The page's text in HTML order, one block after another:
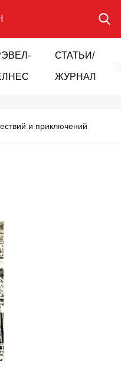
СТАТЬИ/
ЖУРНАЛ
и приключений